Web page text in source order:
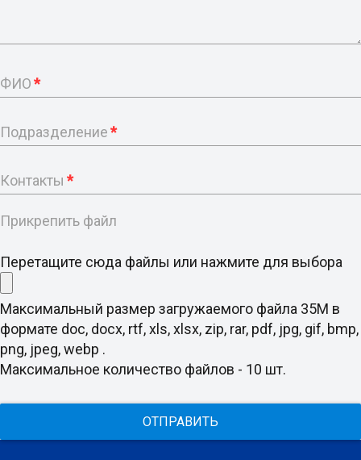
ФИО*
Подразделение*
Контакты *
Прикрепить файл
Перетащите сюда файлы или нажмите для выбора
Максимальный размер загружаемого файла 35M в
формате doc, docx, rtf, xls, xlsx, zip, rar, pdf, jpg, gif, bmp,
png, jpeg, webp .
Максимальное количество файлов - 10 шт.
ОТПРАВИТЬ